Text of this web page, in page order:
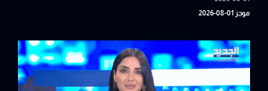
موجز 01-08-2026